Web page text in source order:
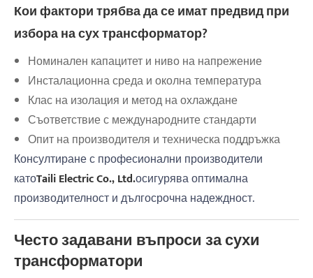
Кои фактори трябва да се имат предвид при
избора на сух трансформатор?
Номинален капацитет и ниво на напрежение
Инсталационна среда и околна температура
Клас на изолация и метод на охлаждане
Съответствие с международните стандарти
Опит на производителя и техническа поддръжка
Консултиране с професионални производители
катоTaili Electric Co., Ltd.осигурява оптимална
производителност и дългосрочна надеждност.
Често задавани въпроси за сухи
трансформатори